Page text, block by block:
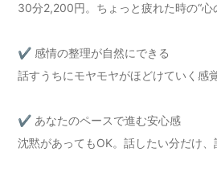
30分2,200円。ちょっと疲れた時の“心
✔ 感情の整理が自然にできる
話すうちにモヤモヤがほどけていく感
✔ あなたのペースで進む安心感
沈黙があってもOK。話したい分だけ、